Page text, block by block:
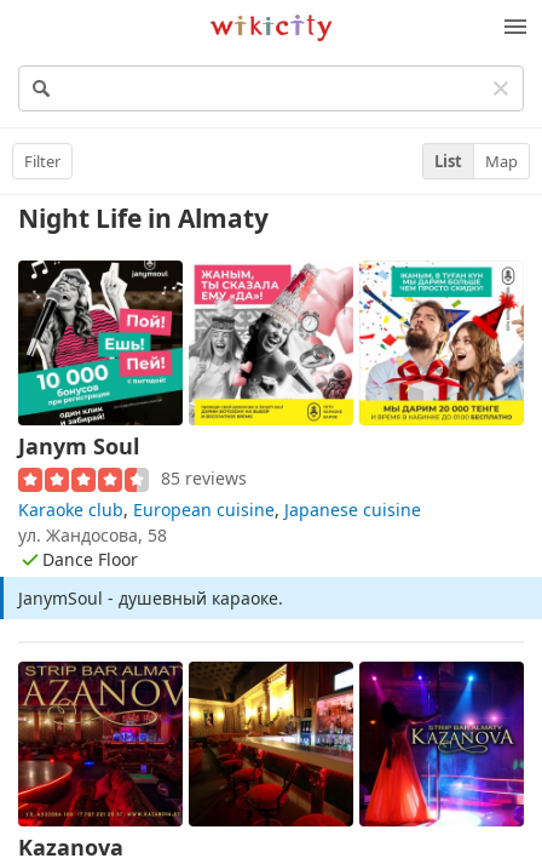
Wikicity
Filter List Map
Night Life in Almaty
Janym Soul
85 reviews
Karaoke club, European cuisine, Japanese cuisine
ул. Жандосова, 58
Dance Floor
JanymSoul - душевный караоке.
Kazanova